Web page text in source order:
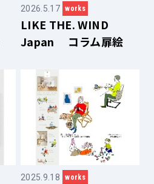
2026.5.17 works
LIKE THE. WIND
Japan コラム扉絵
2025.9.18 works